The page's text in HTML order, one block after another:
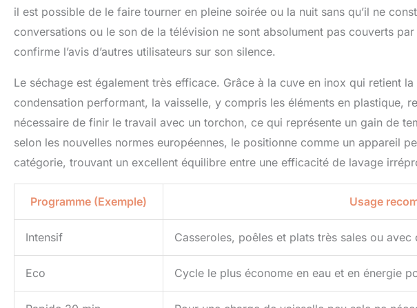
il est possible de le faire tourner en pleine soirée ou la nuit sans qu’il ne
conversations ou le son de la télévision ne sont absolument pas couverts
confirme l’avis d’autres utilisateurs sur son silence.
Le séchage est également très efficace. Grâce à la cuve en inox qui retient
condensation performant, la vaisselle, y compris les éléments en plastique,
nécessaire de finir le travail avec un torchon, ce qui représente un gain de
selon les nouvelles normes européennes, le positionne comme un appareil
catégorie, trouvant un excellent équilibre entre une efficacité de lavage
Programme (Exemple) Usage
Intensif Casseroles, poêles et plats très sales ou avec
Eco Cycle le plus économe en eau et en énergie